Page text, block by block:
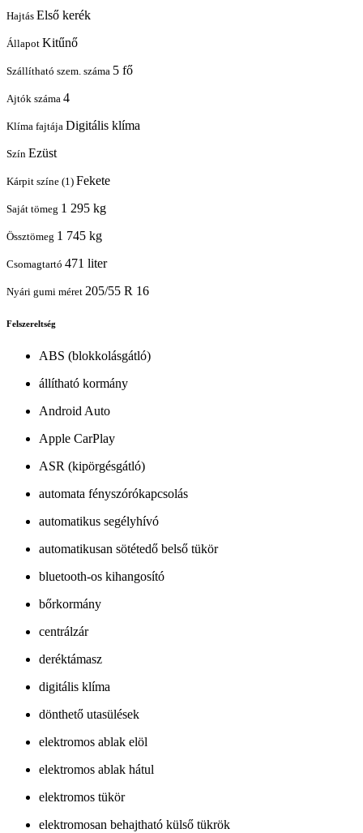
Hajtás Első kerék
Állapot Kitűnő
Szállítható szem. száma 5 fő
Ajtók száma 4
Klíma fajtája Digitális klíma
Szín Ezüst
Kárpit színe (1) Fekete
Saját tömeg 1 295 kg
Össztömeg 1 745 kg
Csomagtartó 471 liter
Nyári gumi méret 205/55 R 16
Felszereltség
ABS (blokkolásgátló)
állítható kormány
Android Auto
Apple CarPlay
ASR (kipörgésgátló)
automata fényszórókapcsolás
automatikus segélyhívó
automatikusan sötétedő belső tükör
bluetooth-os kihangosító
bőrkormány
centrálzár
deréktámasz
digitális klíma
dönthető utasülések
elektromos ablak elöl
elektromos ablak hátul
elektromos tükör
elektromosan behajtható külső tükrök